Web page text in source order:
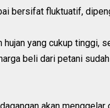
bersifat fluktuatif,
hujan yang cukup tinggi,
beli dari petani